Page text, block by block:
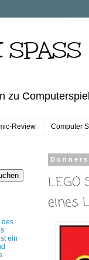
SPASS
zu
Review Computer
eines
des
ein